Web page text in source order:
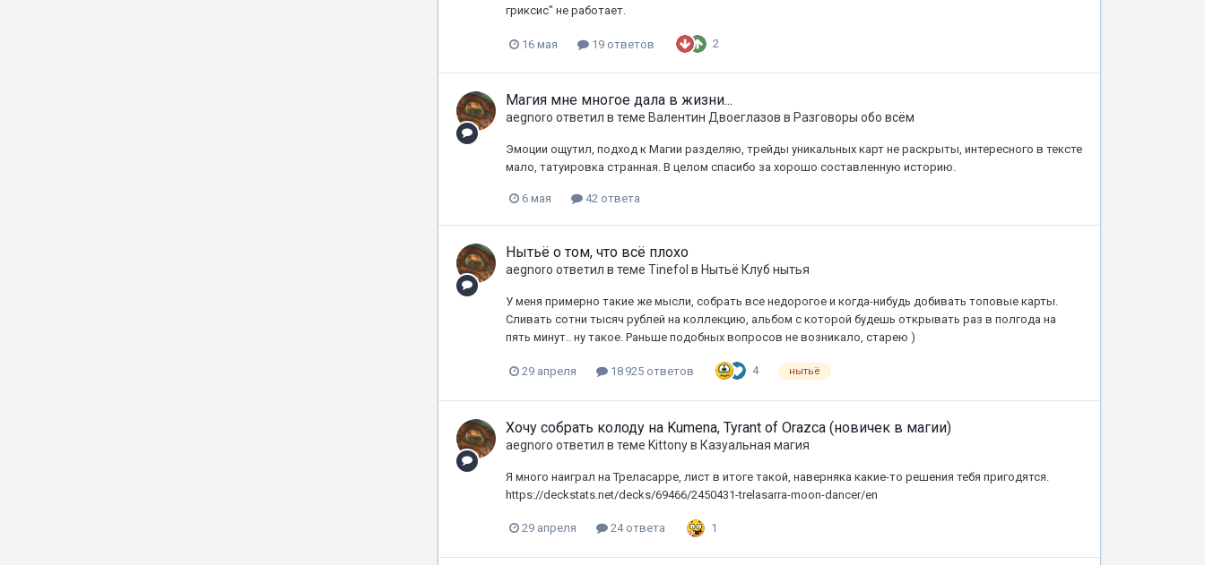
гриксис" не работает.
16 мая 19 ответов 2
Магия мне многое дала в жизни...
aegnoro ответил в теме Валентин Двоеглазов в Разговоры обо всём
Эмоции ощутил, подход к Магии разделяю, трейды уникальных карт не раскрыты, интересного в тексте
мало, татуировка странная. В целом спасибо за хорошо составленную историю.
6 мая 42 ответа
Нытьё о том, что всё плохо
aegnoro ответил в теме Tinefol в Нытьё Клуб нытья
У меня примерно такие же мысли, собрать все недорогое и когда-нибудь добивать топовые карты.
Сливать сотни тысяч рублей на коллекцию, альбом с которой будешь открывать раз в полгода на
пять минут.. ну такое. Раньше подобных вопросов не возникало, старею )
29 апреля 18 925 ответов 4 нытьё
Хочу собрать колоду на Kumena, Tyrant of Orazca (новичек в магии)
aegnoro ответил в теме Kittonyв Казуальная магия
Я много наиграл на Треласарре, лист в итоге такой, наверняка какие-то решения тебя пригодятся.
https://deckstats.net/decks/69466/2450431-trelasarra-moon-dancer/en
29 апреля 24 ответа 1